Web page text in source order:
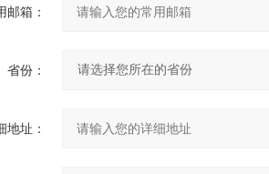
邮箱：
省份：
地址：